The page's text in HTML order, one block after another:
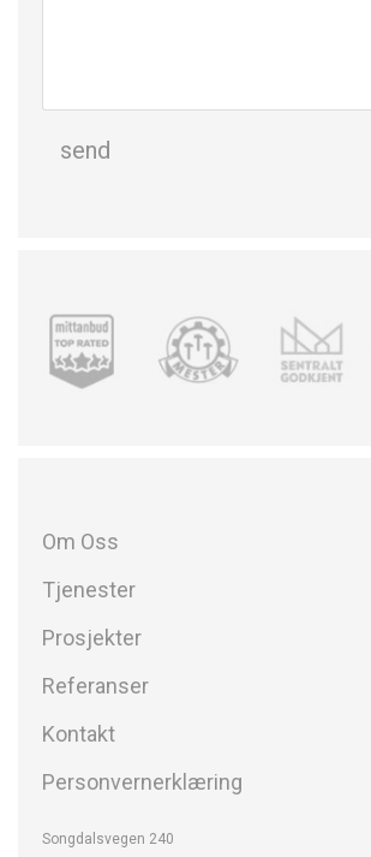
Om Oss
Tjenester
Prosjekter
Referanser
Kontakt
Personvernerklæring
Songdalsvegen 240